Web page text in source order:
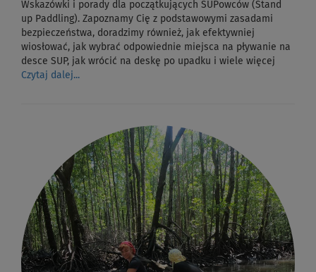
Wskazówki i porady dla początkujących SUPowców (Stand
up Paddling). Zapoznamy Cię z podstawowymi zasadami
bezpieczeństwa, doradzimy również, jak efektywniej
wiosłować, jak wybrać odpowiednie miejsca na pływanie na
desce SUP, jak wrócić na deskę po upadku i wiele więcej
Czytaj dalej...